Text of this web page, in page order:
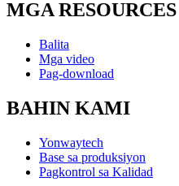
MGA RESOURCES
Balita
Mga video
Pag-download
BAHIN KAMI
Yonwaytech
Base sa produksiyon
Pagkontrol sa Kalidad